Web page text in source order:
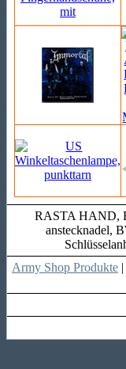
RASTA HAND,
anstecknadel,
Army Shop Produkte |